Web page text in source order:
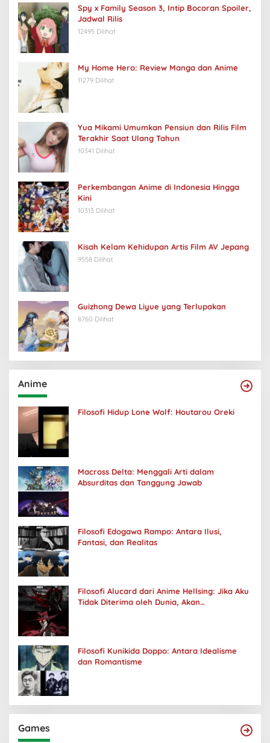
Spy x Family Season 3, Intip Bocoran Spoiler,
Jadwal Rilis
12495 Dilihat
My Home Hero: Review Manga dan Anime
11279 Dilihat
Yua Mikami Umumkan Pensiun dan Rilis Film
Terakhir Saat Ulang Tahun
10341 Dilihat
Perkembangan Anime di Indonesia Hingga
Kini
10313 Dilihat
Kisah Kelam Kehidupan Artis Film AV Jepang
9558 Dilihat
Guizhong Dewa Liyue yang Terlupakan
8760 Dilihat
Anime
Filosofi Hidup Lone Wolf: Houtarou Oreki
Macross Delta: Menggali Arti dalam
Absurditas dan Tanggung Jawab
Filosofi Edogawa Rampo: Antara Ilusi,
Fantasi, dan Realitas
Filosofi Alucard dari Anime Hellsing: Jika Aku
Tidak Diterima oleh Dunia, Akan
Filosofi Kunikida Doppo: Antara Idealisme
dan Romantisme
Games